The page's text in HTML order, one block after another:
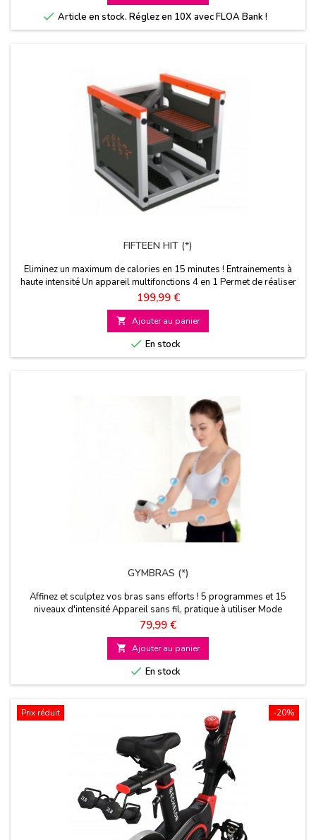
base
 Article en stock. Réglez en 10X avec FLOA Bank !
FIFTEEN HIT (*)
Eliminez un maximum de calories en 15 minutes ! Entrainements à
haute intensité Un appareil multifonctions 4 en 1 Permet de réaliser
plus de 100 exercices
Prix
199,99 €
 Ajouter au panier
 En stock
GYMBRAS (*)
Affinez et sculptez vos bras sans efforts ! 5 programmes et 15
niveaux d'intensité Appareil sans fil, pratique à utiliser Mode
massage
Prix
79,99 €
 Ajouter au panier
 En stock
-20%
Prix réduit